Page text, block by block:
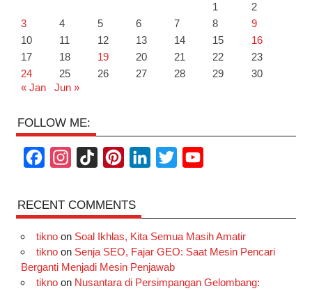
1
2
3
4 5 6 7 8
9
10
11 12 13 14 15
16
17
18 19 20 21 22
23
24
25 26 27 28 29
30
« Jan
Jun »
FOLLOW ME:
c
e
b
o
s
t
a
r
k
T
o
k
n
t
e
e
k
e
I
t
t
r
T
u
e
RECENT COMMENTS
tiknoon Soal Ikhlas, Kita Semua Masih Amatir
tiknoon Senja SEO, Fajar GEO: Saat Mesin Pencari
Berganti Menjadi Mesin Penjawab
tiknoon Nusantara di Persimpangan Gelombang: